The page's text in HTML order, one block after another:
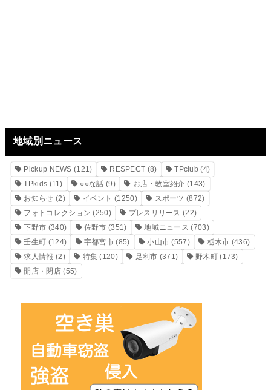
地域別ニュース
Pickup NEWS (121) RESPECT (8) TPclub (4)
TPkids (11) ○○な話 (9) お店・教室紹介 (143)
お知らせ (2) イベント (1250) スポーツ (872)
フォトコレクション (250) プレスリリース (22)
下野市 (340) 佐野市 (351) 地域ニュース (703)
壬生町 (124) 宇都宮市 (85) 小山市 (557) 栃木市 (436)
求人情報 (2) 特集 (120) 足利市 (371) 野木町(173)
開店・閉店(55)